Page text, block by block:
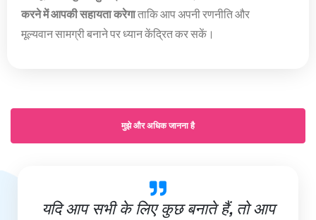
करने में आपकी सहायता करेगाताकि आप अपनी रणनीति और
मूल्यवान सामग्री बनाने पर ध्यान केंद्रित कर सकें।
मुझे और अधिक जानना है
यदि आप सभी के लिए कुछ बनाते हैं, तो आप